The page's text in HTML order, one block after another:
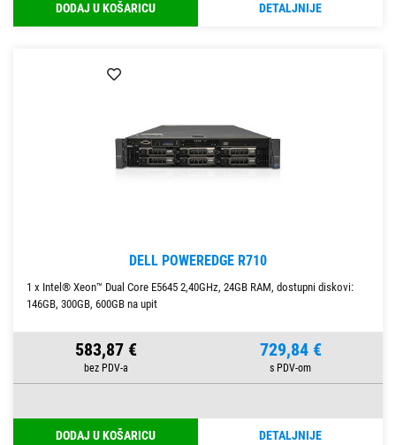
DODAJ U KOŠARICU DETALJNIJE
DELL POWEREDGE R710
1 x Intel® Xeon™ Dual Core E5645 2,40GHz, 24GB RAM, dostupni diskovi:
146GB, 300GB, 600GB na upit
583,87 € 729,84 €
DODAJ U KOŠARICU DETALJNIJE